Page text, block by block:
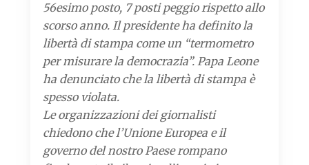
56esimo posto, 7 posti peggio rispetto allo
scorso anno. Il presidente ha definito la
libertà di stampa come un “termometro
per misurare la democrazia”. Papa Leone
ha denunciato che la libertà di stampa è
spesso violata.
Le organizzazioni dei giornalisti
chiedono che l’Unione Europea e il
governo del nostro Paese rompano